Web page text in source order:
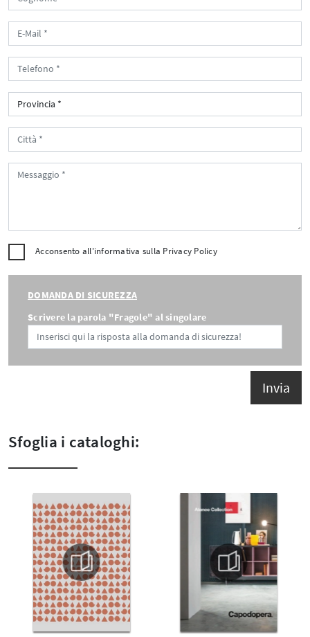
Acconsento all'informativa sulla Privacy Policy
DOMANDA DI SICUREZZA
Scrivere la parola "Fragole" al singolare
Invia
Sfoglia i cataloghi: